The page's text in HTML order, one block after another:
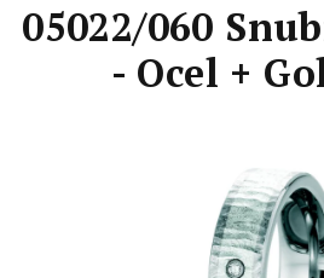
05022/060
- Ocel +